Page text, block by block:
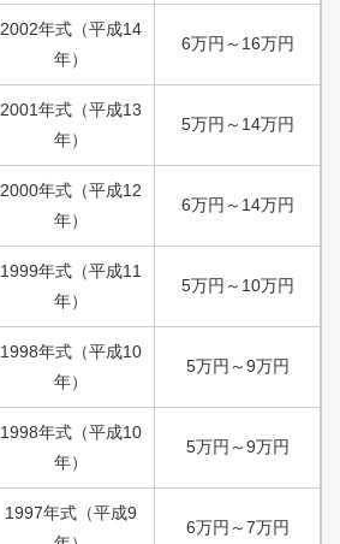
2002年式 （平成14
年）
6万円 ～ 16万円
2001年式 （平成13
年）
5万円 ～ 14万円
2000年式 （平成12
年）
6万円 ～ 14万円
1999年式 （平成11
年）
5万円 ～ 10万円
1998年式 （平成10
年）
5万円 ～9万円
1998年式 （平成10
年）
5万円 ～9万円
1997年式 （平成9
6万円 ～7万円